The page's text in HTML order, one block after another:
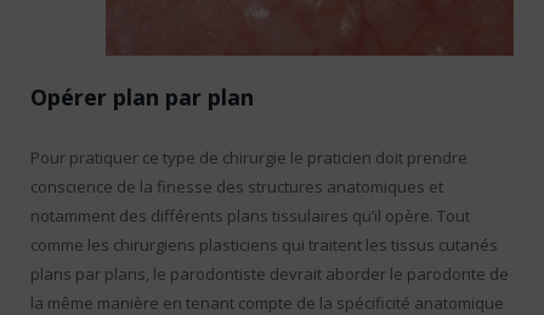
Opérer plan par plan
Pour pratiquer ce type de chirurgie le praticien doit prendre
conscience de la finesse des structures anatomiques et
notamment des différents plans tissulaires qu’il opère. Tout
comme les chirurgiens plasticiens qui traitent les tissus cutanés
plans par plans, le parodontiste devrait aborder le parodonte de
la même manière en tenant compte de la spécificité anatomique